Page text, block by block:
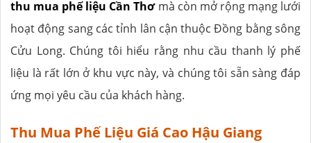
thu mua phế liệu Cần Thơmà còn mở rộng mạng lưới
hoạt động sang các tỉnh lân cận thuộc Đồng bằng sông
Cửu Long. Chúng tôi hiểu rằng nhu cầu thanh lý phế
liệu là rất lớn ở khu vực này, và chúng tôi sẵn sàng đáp
ứng mọi yêu cầu của khách hàng.
Thu Mua Phế Liệu Giá Cao Hậu Giang